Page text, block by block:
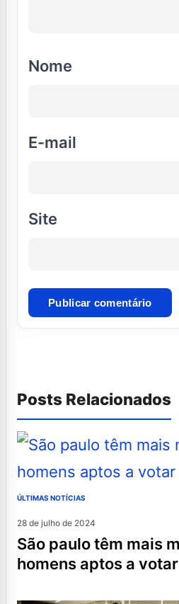
Nome
E-mail
Site
Posts Relacionados
ÚLTIMAS NOTÍCIAS
28 de julho de 2024
são paulo têm mais mulheres do que
homens aptos a votar